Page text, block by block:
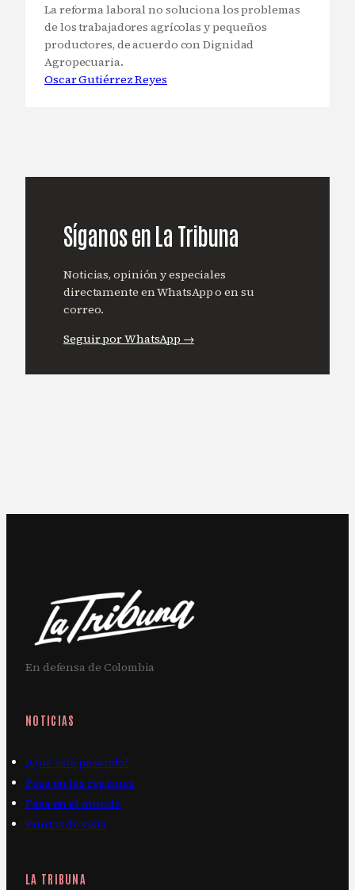
La reforma laboral no soluciona los problemas
de los trabajadores agrícolas y pequeños
productores, de acuerdo con Dignidad
Agropecuaria.
Oscar Gutiérrez Reyes
Síganos en La Tribuna
Noticias, opinión y especiales
directamente en WhatsApp o en su
correo.
Seguir por WhatsApp →
En defensa de Colombia
NOTICIAS
¿Qué está pasando?
Pasa en las regiones
Pasa en el mundo
Puntos de vista
LA TRIBUNA